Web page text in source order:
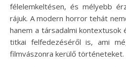
félelemkeltésen, és mélyebb
rájuk. A modern horror tehát
hanem a társadalmi
titkai felfedezéséről is, ami
filmvászonra kerülő történeteket.